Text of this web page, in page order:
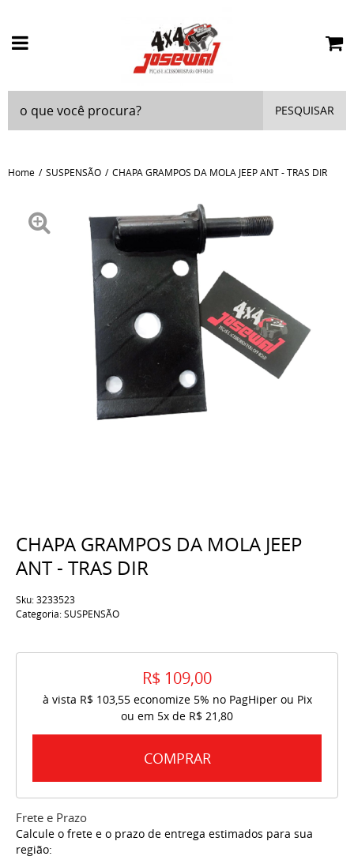
PESQUISAR
Home SUSPENSÃO CHAPA GRAMPOS DA MOLA JEEP ANT - TRAS DIR
CHAPA GRAMPOS DA MOLA JEEP
ANT - TRAS DIR
Sku:3233523
Categoria:SUSPENSÃO
R$ 109,00
à vista R$ 103,55economize 5% no PagHiper ou Pix
ou em 5x de R$ 21,80
COMPRAR
Frete e Prazo
Calcule o frete e o prazo de entrega estimados para sua
região: